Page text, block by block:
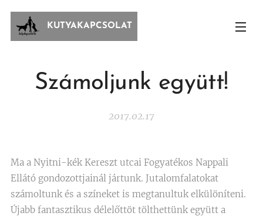
KUTYAKAPCSOLAT
Számoljunk együtt!
2017.02.17
Ma a Nyitni-kék Kereszt utcai Fogyatékos Nappali
Ellátó gondozottjainál jártunk. Jutalomfalatokat
számoltunk és a színeket is megtanultuk elkülöníteni.
Újabb fantasztikus délelőttöt tölthettünk együtt a